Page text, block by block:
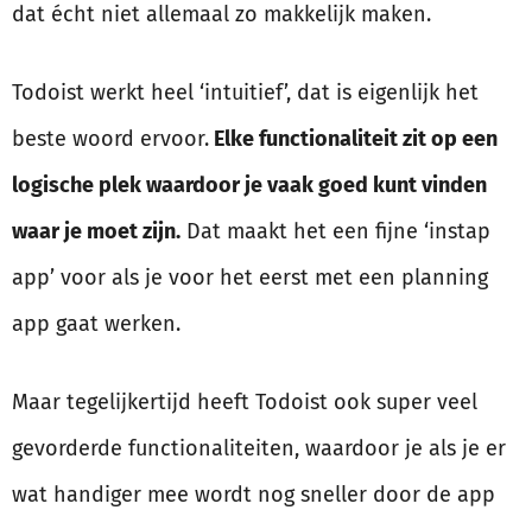
dat écht niet allemaal zo makkelijk maken.
Todoist werkt heel ‘intuitief’, dat is eigenlijk het
beste woord ervoor. Elke functionaliteit zit op een
logische plek waardoor je vaak goed kunt vinden
waar je moet zijn. Dat maakt het een fijne ‘instap
app’ voor als je voor het eerst met een planning
app gaat werken.
Maar tegelijkertijd heeft Todoist ook super veel
gevorderde functionaliteiten, waardoor je als je er
wat handiger mee wordt nog sneller door de app